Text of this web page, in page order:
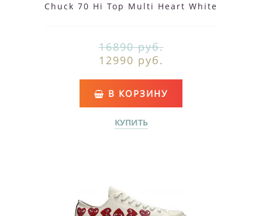
Chuck 70 Hi Top Multi Heart White
16890 руб.
12990 руб.
В КОРЗИНУ
КУПИТЬ